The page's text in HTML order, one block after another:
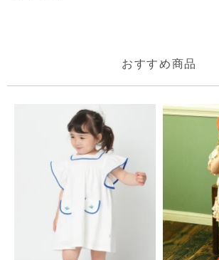
おすすめ商品